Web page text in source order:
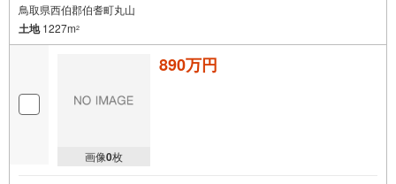
鳥取県西伯郡伯耆町丸山
土地1227m2
画像0枚
890万円